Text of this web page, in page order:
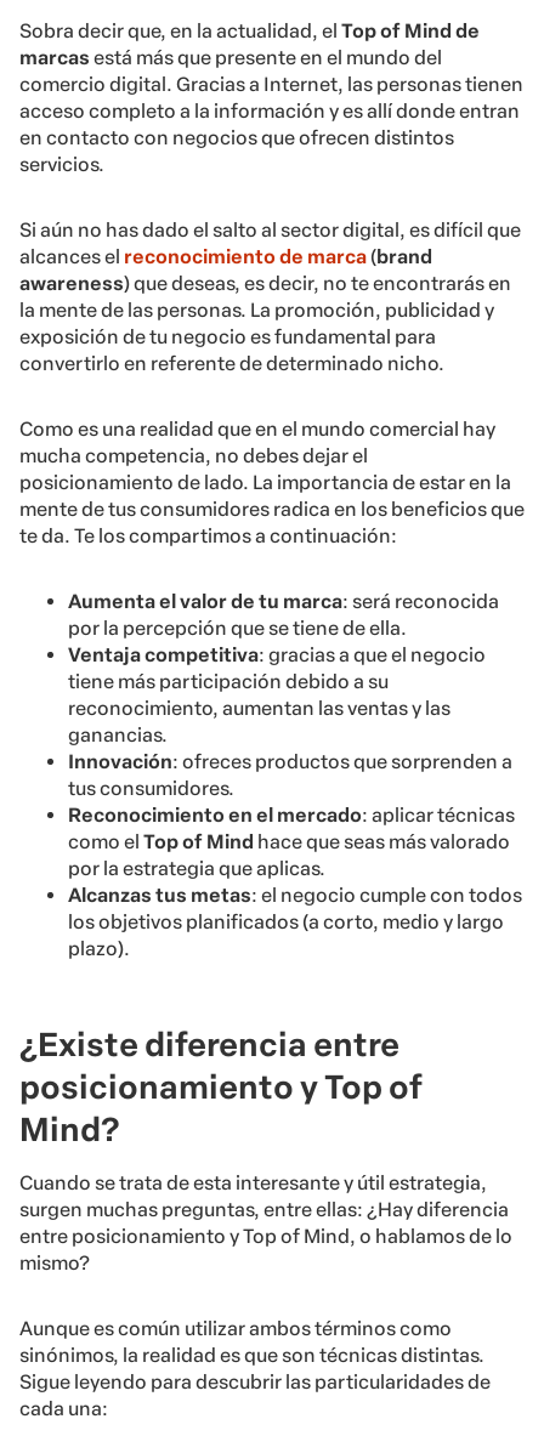
Sobra decir que, en la actualidad, el Top of Mind de
marcas está más que presente en el mundo del
comercio digital. Gracias a Internet, las personas tienen
acceso completo a la información y es allí donde entran
en contacto con negocios que ofrecen distintos
servicios.
Si aún no has dado el salto al sector digital, es difícil que
alcances el reconocimiento de marca (brand
awareness) que deseas, es decir, no te encontrarás en
la mente de las personas. La promoción, publicidad y
exposición de tu negocio es fundamental para
convertirlo en referente de determinado nicho.
Como es una realidad que en el mundo comercial hay
mucha competencia, no debes dejar el
posicionamiento de lado. La importancia de estar en la
mente de tus consumidores radica en los beneficios que
te da. Te los compartimos a continuación:
Aumenta el valor de tu marca: será reconocida
por la percepción que se tiene de ella.
Ventaja competitiva: gracias a que el negocio
tiene más participación debido a su
reconocimiento, aumentan las ventas y las
ganancias.
Innovación: ofreces productos que sorprenden a
tus consumidores.
Reconocimiento en el mercado: aplicar técnicas
como el Top of Mind hace que seas más valorado
por la estrategia que aplicas.
Alcanzas tus metas: el negocio cumple con todos
los objetivos planificados (a corto, medio y largo
plazo).
¿Existe diferencia entre
posicionamiento y Top of
Mind?
Cuando se trata de esta interesante y útil estrategia,
surgen muchas preguntas, entre ellas: ¿Hay diferencia
entre posicionamiento y Top of Mind, o hablamos de lo
mismo?
Aunque es común utilizar ambos términos como
sinónimos, la realidad es que son técnicas distintas.
Sigue leyendo para descubrir las particularidades de
cada una: